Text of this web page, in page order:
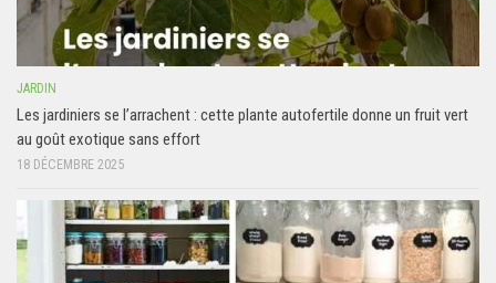
JARDIN
Les jardiniers se l’arrachent : cette plante autofertile donne un fruit vert
au goût exotique sans effort
18 DÉCEMBRE 2025